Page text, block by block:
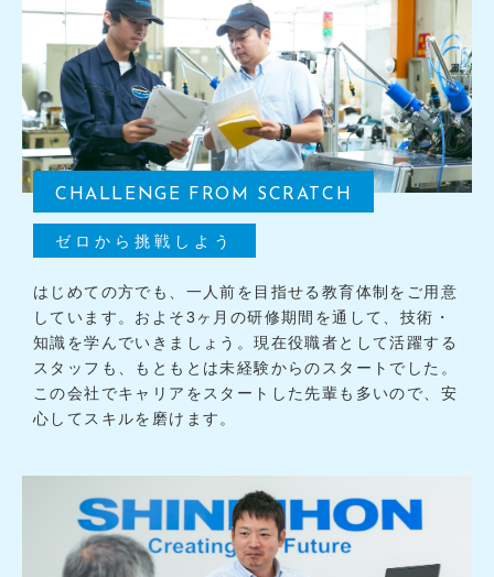
CHALLENGE FROM SCRATCH
ゼロから挑戦しよう
はじめての方でも、一人前を目指せる教育体制をご用意
しています。およそ3ヶ月の研修期間を通して、技術・
知識を学んでいきましょう。現在役職者として活躍する
スタッフも、もともとは未経験からのスタートでした。
この会社でキャリアをスタートした先輩も多いので、安
心してスキルを磨けます。